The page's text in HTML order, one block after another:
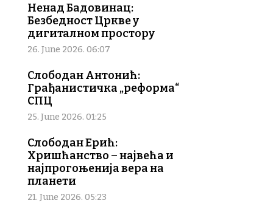
Ненад Бадовинац:
Безбедност Цркве у
дигиталном простору
26. June 2026. 06:07
Слободан Антонић:
Грађанистичка „реформа“
СПЦ
25. June 2026. 01:25
Слободан Ерић:
Хришћанство – највећа и
најпрогоњенија вера на
планети
21. June 2026. 05:23